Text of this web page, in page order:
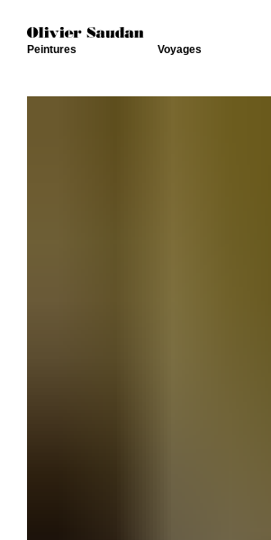
Peintures Voyages